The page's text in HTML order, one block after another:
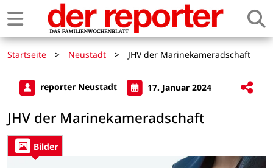
Startseite > Neustadt > JHV der Marinekameradschaft
reporter Neustadt 17. Januar 2024
JHV der Marinekameradschaft
Bilder